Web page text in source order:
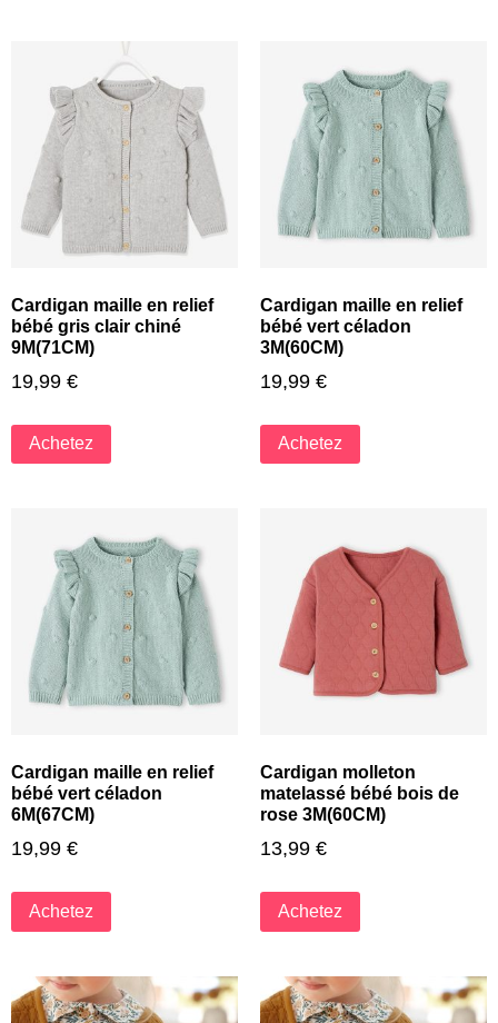
Cardigan maille en relief
bébé gris clair chiné
9M(71CM)
19,99 €
Achetez
Cardigan maille en relief
bébé vert céladon
3M(60CM)
19,99 €
Achetez
Cardigan maille en relief
bébé vert céladon
6M(67CM)
19,99 €
Achetez
Cardigan molleton
matelassé bébé bois de
rose 3M(60CM)
13,99 €
Achetez